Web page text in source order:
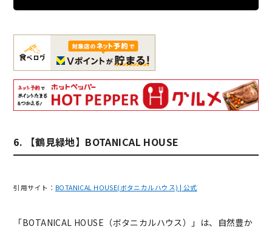
6. 【鶴見緑地】BOTANICAL HOUSE
引用サイト： BOTANICAL HOUSE(ボタニカルハウス) | 公式
「BOTANICAL HOUSE（ボタニカルハウス）」は、自然豊か